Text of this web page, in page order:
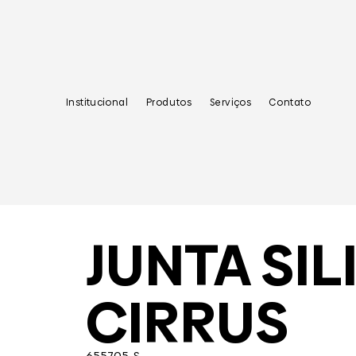
Institucional Produtos Serviços Contato
JUNTA
CIRRUS